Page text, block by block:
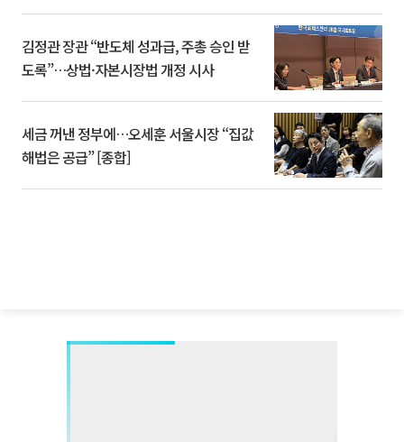
김정관 장관 “반도체 성과급, 주총 승인 받
도록”…상법·자본시장법 개정 시사
세금 꺼낸 정부에…오세훈 서울시장 “집값
해법은 공급” [종합]